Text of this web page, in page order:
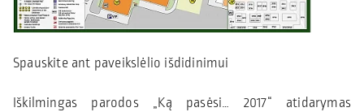
Spauskite ant paveikslėlio išdidinimui
Iškilmingas parodos „Ką pasėsi… 2017“ atidarymas